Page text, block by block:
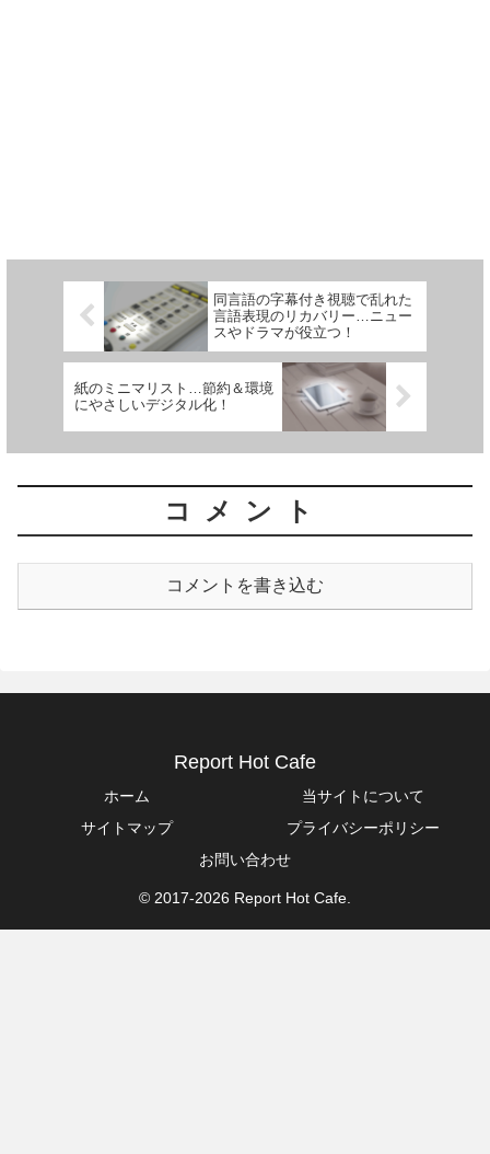
同言語の字幕付き視聴で乱れた
言語表現のリカバリー…ニュー
スやドラマが役立つ！
紙のミニマリスト…節約＆環境
にやさしいデジタル化！
コメント
コメントを書き込む
Report Hot Cafe
ホーム
当サイトについて
サイトマップ
プライバシーポリシー
お問い合わせ
© 2017-2026 Report Hot Cafe.